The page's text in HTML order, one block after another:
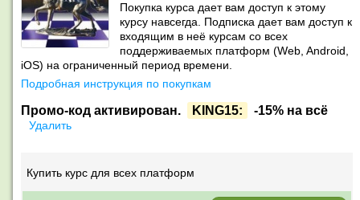
Покупка курса дает вам доступ к этому
курсу навсегда. Подписка дает вам доступ к
входящим в неё курсам со всех
поддерживаемых платформ (Web, Android,
iOS) на ограниченный период времени.
Подробная инструкция по покупкам
Промо-код активирован. KING15: -15% на всё
Удалить
Купить курс для всех платформ